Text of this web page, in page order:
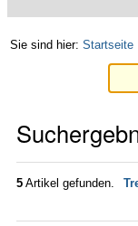
Sie sind hier: Startseite
5 Artikel gefunden.